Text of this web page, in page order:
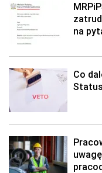
na
Co